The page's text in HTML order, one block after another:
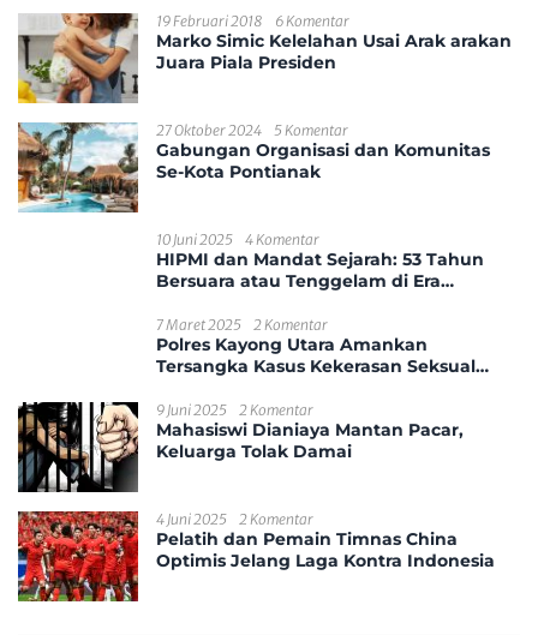
19 Februari 2018 6 Komentar
Marko Simic Kelelahan Usai Arak arakan
Juara Piala Presiden
27 Oktober 2024 5 Komentar
Gabungan Organisasi dan Komunitas
Se-Kota Pontianak
10 Juni 2025 4 Komentar
HIPMI dan Mandat Sejarah: 53 Tahun
Bersuara atau Tenggelam di Era
7 Maret 2025 2 Komentar
Polres Kayong Utara Amankan
Tersangka Kasus Kekerasan Seksual
9 Juni 2025 2 Komentar
Mahasiswi Dianiaya Mantan Pacar,
Keluarga Tolak Damai
4 Juni 2025 2 Komentar
Pelatih dan Pemain Timnas China
Optimis Jelang Laga Kontra Indonesia